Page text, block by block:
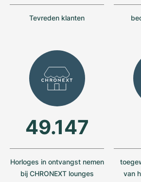
Tevreden klanten
49.147
Horloges in ontvangst nemen
bij CHRONEXT lounges
van